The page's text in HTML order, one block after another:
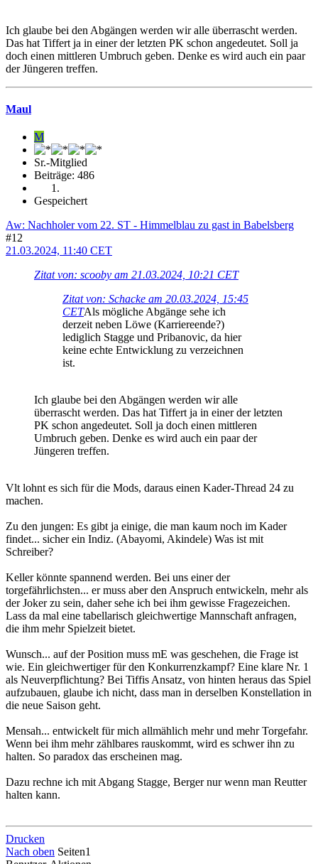
Ich glaube bei den Abgängen werden wir alle überrascht werden.
Das hat Tiffert ja in einer der letzten PK schon angedeutet. Soll ja
doch einen mittleren Umbruch geben. Denke es wird auch ein paar
der Jüngeren treffen.
Maul
M
Sr.-Mitglied
Beiträge: 486
Gespeichert
Aw: Nachholer vom 22. ST - Himmelblau zu gast in Babelsberg
#12
21.03.2024, 11:40 CET
Zitat von: scooby am 21.03.2024, 10:21 CET
Zitat von: Schacke am 20.03.2024, 15:45
CETAls mögliche Abgänge sehe ich
derzeit neben Löwe (Karriereende?)
lediglich Stagge und Pribanovic, da hier
keine echte Entwicklung zu verzeichnen
ist.
Ich glaube bei den Abgängen werden wir alle
überrascht werden. Das hat Tiffert ja in einer der letzten
PK schon angedeutet. Soll ja doch einen mittleren
Umbruch geben. Denke es wird auch ein paar der
Jüngeren treffen.
Vlt lohnt es sich für die Mods, daraus einen Kader-Thread 24 zu
machen.
Zu den jungen: Es gibt ja einige, die man kaum noch im Kader
findet... sicher ein Indiz. (Abayomi, Akindele) Was ist mit
Schreiber?
Keller könnte spannend werden. Bei uns einer der
torgefährlichsten... er muss aber den Anspruch entwickeln, mehr als
der Joker zu sein, daher sehe ich bei ihm gewisse Fragezeichen.
Lass da mal eine tabellarisch gleichwertige Mannschaft anfragen,
die ihm mehr Spielzeit bietet.
Wunsch... auf der Position muss mE was geschehen, die Frage ist
wie. Ein gleichwertiger für den Konkurrenzkampf? Eine klare Nr. 1
als Neuverpflichtung? Bei Tiffis Ansatz, von hinten heraus das Spiel
aufzubauen, glaube ich nicht, dass man in derselben Konstellation in
die neue Saison geht.
Mensah... entwickelt für mich allmählich mehr und mehr Torgefahr.
Wenn bei ihm mehr zählbares rauskommt, wird es schwer ihn zu
halten. So paradox das erscheinen mag.
Dazu rechne ich mit Abgang Stagge, Berger nur wenn man Reutter
halten kann.
Drucken
Nach oben Seiten1